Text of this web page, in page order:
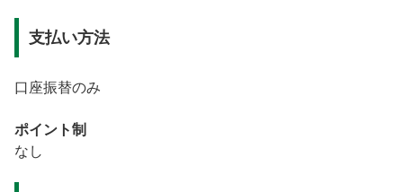
支払い方法
口座振替のみ
ポイント制
なし